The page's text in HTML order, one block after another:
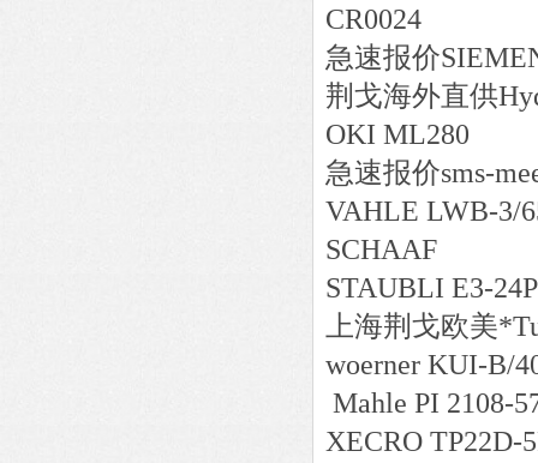
CR0024
急速报价
荆戈海外直供
OKI
急速报价sms-
VAHLE LWB-3/
SCHAAF
STAUBLI E3-
上海荆戈欧美*
woerner KUI-B/
Mahle PI 2108-
XECRO TP22D-